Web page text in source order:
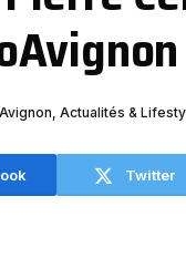
Actualités &
Twitter